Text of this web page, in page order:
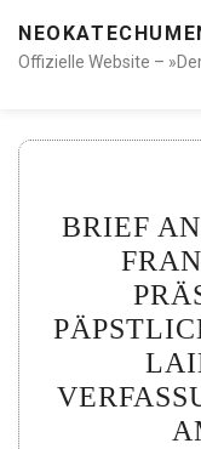
Offizielle Website –
BRIEF